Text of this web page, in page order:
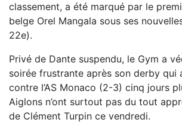
classement, a été marqué par le
belge Orel Mangala sous ses
22e).
Privé de Dante suspendu, le Gym a
soirée frustrante après son derby qui
contre l’AS Monaco (2-3) cinq jours
Aiglons n’ont surtout pas du tout
de Clément Turpin ce vendredi.